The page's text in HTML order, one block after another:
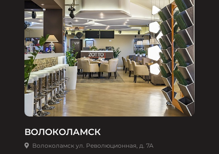
ВОЛОКОЛАМСК
Волоколамск ул. Революционная, д. 7А